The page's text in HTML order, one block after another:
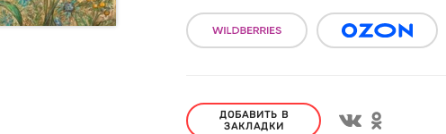
ДОБАВИТЬ В
ЗАКЛАДКИ